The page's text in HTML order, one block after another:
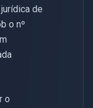
de
o nº
o